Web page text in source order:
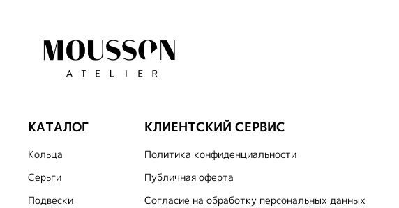
КАТАЛОГ
Кольца
Серьги
Подвески
КЛИЕНТСКИЙ СЕРВИС
Политика конфиденциальности
Публичная оферта
Согласие на обработку персональных данных